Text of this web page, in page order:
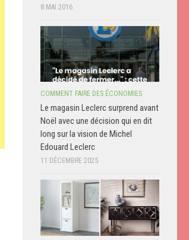
8 MAI 2016
COMMENT FAIRE DES ÉCONOMIES
Le magasin Leclerc surprend avant
Noël avec une décision qui en dit
long sur la vision de Michel
Edouard Leclerc
11 DÉCEMBRE 2025